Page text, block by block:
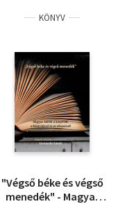
KÖNYV
"Végső béke és végső
menedék" - Magyar